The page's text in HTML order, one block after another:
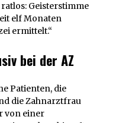
Geisterstimme
elf Monaten
ermittelt.“
bei der AZ
Patienten, die
die Zahnarztfrau
von einer